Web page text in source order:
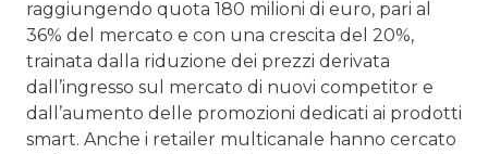
raggiungendo quota 180 milioni di euro, pari al
36% del mercato e con una crescita del 20%,
trainata dalla riduzione dei prezzi derivata
dall’ingresso sul mercato di nuovi competitor e
dall’aumento delle promozioni dedicati ai prodotti
smart. Anche i retailer multicanale hanno cercato